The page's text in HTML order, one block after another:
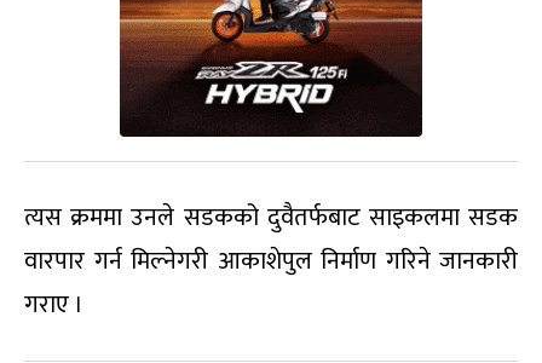
त्यस क्रममा उनले सडकको दुवैतर्फबाट साइकलमा सडक
वारपार गर्न मिल्नेगरी आकाशेपुल निर्माण गरिने जानकारी
गराए ।